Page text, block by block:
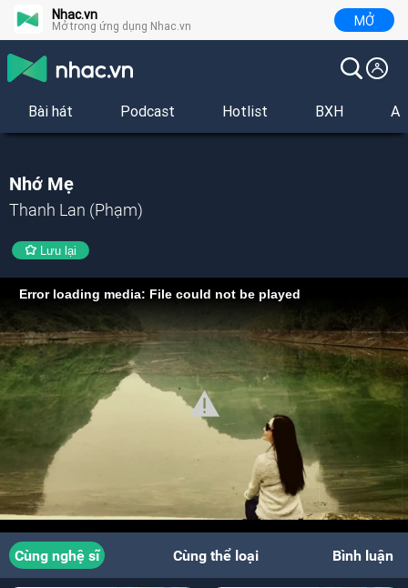
Nhac.vn
Mở trong ứng dụng Nhac.vn MỞ
Bài hát Podcast Hotlist BXH
Nhớ Mẹ
Thanh Lan (Phạm)
Lưu lại
Error loading media: File could not be played
Cùng nghệ sĩ Cùng thể loại Bình luận